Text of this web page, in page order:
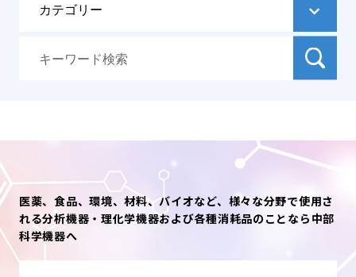
医薬、食品、環境、材料、バイオなど、様々な分野で使用さ
れる分析機器・理化学機器および各種消耗品のことなら中部
科学機器へ